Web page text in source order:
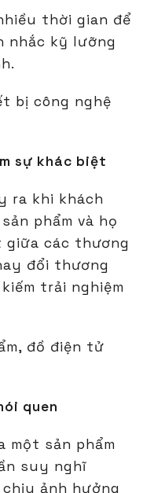
thời gian để
nhắc kỹ lưỡng
bị công nghệ
sự khác biệt
ra khi khách
phẩm và họ
giữa các thương
đổi thương
trải nghiệm
đồ điện tử
quen
một sản phẩm
suy nghĩ
ảnh hưởng